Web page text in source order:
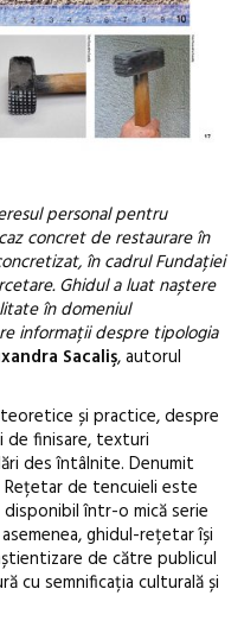
personal pentru
concret de restaurare în
în cadrul Fundației
Ghidul a luat naștere
în domeniul
informații despre tipologia
Sacaliş, autorul
și practice, despre
de finisare, texturi
des întâlnite. Denumit
de tencuieli este
într-o mică serie
ghidul-rețetar își
de către publicul
cu semnificația culturală și